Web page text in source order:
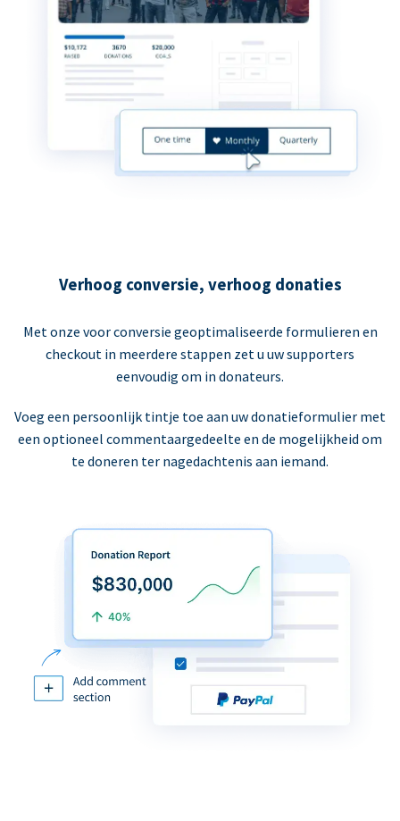
Verhoog conversie, verhoog donaties
Met onze voor conversie geoptimaliseerde formulieren en
checkout in meerdere stappen zet u uw supporters
eenvoudig om in donateurs.
Voeg een persoonlijk tintje toe aan uw donatieformulier met
een optioneel commentaargedeelte en de mogelijkheid om
te doneren ter nagedachtenis aan iemand.